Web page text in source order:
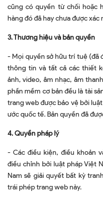
cũng có quyền từ chối hoặc
hàng đó đã hay chưa được
3. Thương hiệu và bản quyền
- Mọi quyền sở hữu trí tuệ (đã
thông tin và tất cả các thiết
ảnh, video, âm nhạc, âm
phần mềm cơ bản đều là tài
trang web được bảo vệ bởi
ước quốc tế. Bản quyền đã
4. Quyền pháp lý
- Các điều kiện, điều khoản
điều chỉnh bởi luật pháp Việt
Nam sẽ giải quyết bất kỳ
trái phép trang web này.